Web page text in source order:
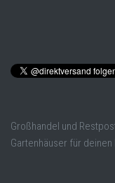
Großhandel und
Gartenhäuser für